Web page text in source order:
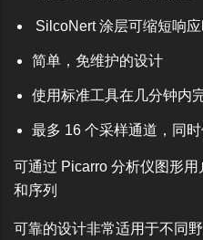
SilcoNert 涂层可缩短响应
简单，免维护的设计
使用标准工具在几分钟内
最多 16 个采样通道，同
可通过 Picarro 分析仪图形
和序列
可靠的设计非常适用于不同